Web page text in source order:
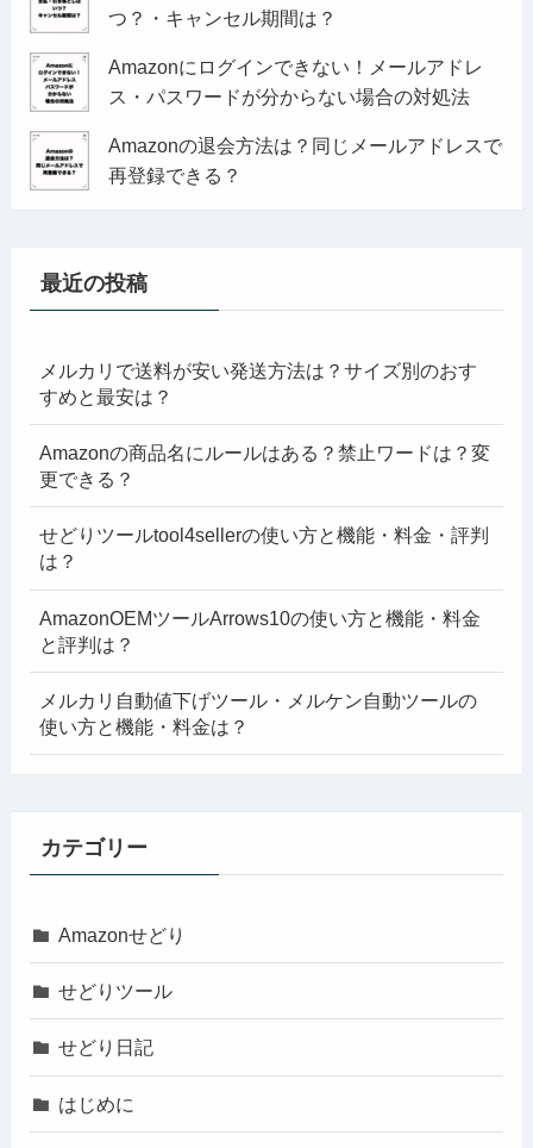
つ？・キャンセル期間は？
Amazonにログインできない！メールアドレ
ス・パスワードが分からない場合の対処法
Amazonの退会方法は？同じメールアドレスで
再登録できる？
最近の投稿
メルカリで送料が安い発送方法は？サイズ別のおす
すめと最安は？
Amazonの商品名にルールはある？禁止ワードは？変
更できる？
せどりツールtool4sellerの使い方と機能・料金・評判
は？
AmazonOEMツールArrows10の使い方と機能・料金
と評判は？
メルカリ自動値下げツール・メルケン自動ツールの
使い方と機能・料金は？
カテゴリー
Amazonせどり
せどりツール
せどり日記
はじめに